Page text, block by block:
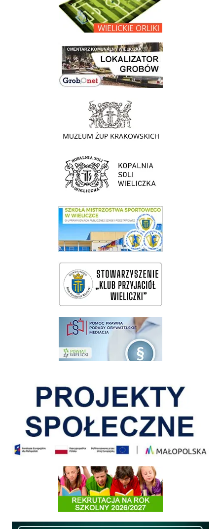
link do lokalizatora grobów na wielickim cmentarzu - grobnet
link do strony - Muzeum Żup Krakowskich Wieliczka
link do strony Kopalni Soli Wieliczka
link do SMS Wieliczka
wieliczka-wieliczanie na bis
pomoc prawna wieliczka
Informacja o terminach rekrutacji na rok szkolny 2026/2027
Międzyzakładowa Kasa Zapomogowo - Pożyczkowa